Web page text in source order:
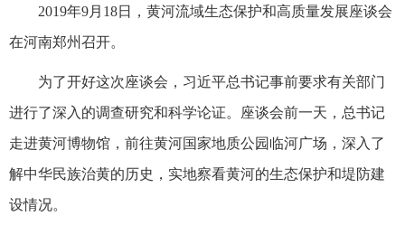
2019年9月18日，黄河流域生态保护和高质量发展座谈会
在河南郑州召开。
为了开好这次座谈会，习近平总书记事前要求有关部门
进行了深入的调查研究和科学论证。座谈会前一天，总书记
走进黄河博物馆，前往黄河国家地质公园临河广场，深入了
解中华民族治黄的历史，实地察看黄河的生态保护和堤防建
设情况。